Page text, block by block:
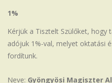
1%
Kérjük a Tisztelt Szülőket, hogy
adójuk 1%-val, melyet oktatási
fordítunk.
Neve: Gyöngyösi Magiszter